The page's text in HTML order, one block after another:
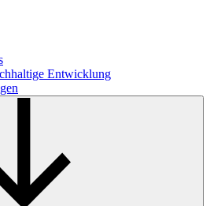
Entwicklung